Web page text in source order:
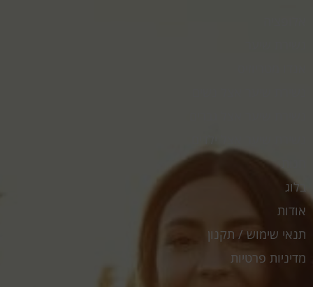
בלוג
אודות
תנאי שימוש / תקנון
מדיניות פרטיות